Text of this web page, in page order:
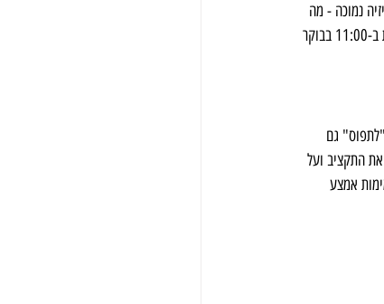
נמוכה - מה
שמתבטא במחיר נמוך. נתוני הצפייה מראים למשל שפרסומת בחדשות 20:00 עשויה להגיע לכמיליון צופים, בעוד פרסומת ב-11:00 בבוקר
"לתפוס" גם
התקציב ועל
אמצע